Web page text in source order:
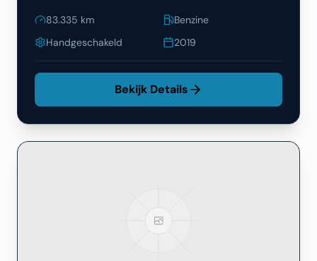
83.335 km
Benzine
Handgeschakeld
2019
Bekijk Details